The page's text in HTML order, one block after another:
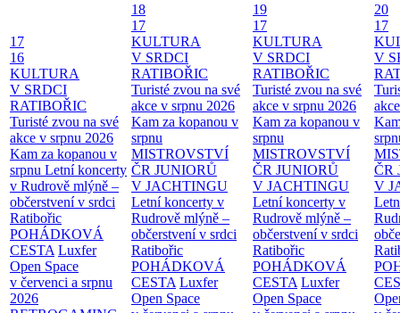
17
16
KULTURA
V SRDCI
RATIBOŘIC
Turisté zvou na své
akce v srpnu 2026
Kam za kopanou v
srpnu Letní koncerty
v Rudrově mlýně –
občerstvení v srdci
Ratibořic
POHÁDKOVÁ
CESTA Luxfer
Open Space
v červenci a srpnu
2026
18
17
KULTURA
V SRDCI
RATIBOŘIC
Turisté zvou na své
akce v srpnu 2026
Kam za kopanou v
srpnu
MISTROVSTVÍ
ČR JUNIORŮ
V JACHTINGU
Letní koncerty v
Rudrově mlýně –
občerstvení v srdci
Ratibořic
POHÁDKOVÁ
CESTA Luxfer
Open Space
19
17
KULTURA
V SRDCI
RATIBOŘIC
Turisté zvou na své
akce v srpnu 2026
Kam za kopanou v
srpnu
MISTROVSTVÍ
ČR JUNIORŮ
V JACHTINGU
Letní koncerty v
Rudrově mlýně –
občerstvení v srdci
Ratibořic
POHÁDKOVÁ
CESTA Luxfer
Open Space
20
17
V
ČR
V